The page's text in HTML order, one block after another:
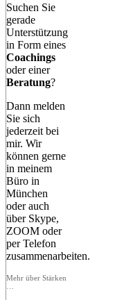
Suchen Sie
gerade
Unterstützung
in Form eines
Coachings
oder einer
Beratung?
Dann melden
Sie sich
jederzeit bei
mir. Wir
können gerne
in meinem
Büro in
München
oder auch
über Skype,
ZOOM oder
per Telefon
zusammenarbeiten.
Mehr über Stärken